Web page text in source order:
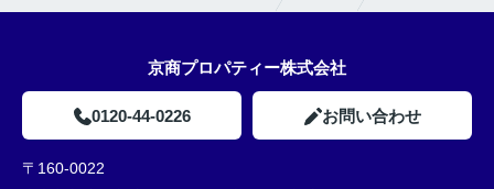
京商プロパティー株式会社
0120-44-0226 お問い合わせ
〒160-0022